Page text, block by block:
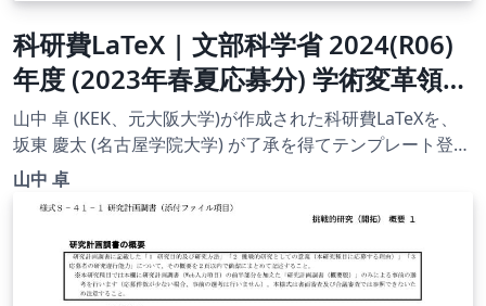
科研費LaTeX | 文部科学省 2024(R06)
年度 (2023年春夏応募分) 学術変革領域
研究 | 学術変革領域研究(B) (計画研究)
| 2023.04.21
山中 卓 (KEK、元大阪大学)が作成された科研費LaTeXを、
坂東 慶太 (名古屋学院大学) が了承を得てテンプレート登録
しています。 詳細はこちら↓をご確認ください。
山中 卓